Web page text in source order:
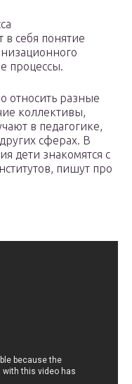
в себя понятие
процессы.
относить разные
коллективы,
в педагогике,
сферах. В
дети знакомятся с
пишут про